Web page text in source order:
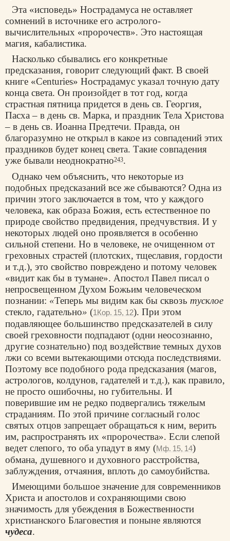
Эта «исповедь» Нострадамуса не оставляет
сомнений в источнике его астролого-
вычислительных «пророчеств». Это настоящая
магия, кабалистика.
Насколько сбывались его конкретные
предсказания, говорит следующий факт. В своей
книге «Centuries» Нострадамус указал точную дату
конца света. Он произойдет в тот год, когда
страстная пятница придется в день св. Георгия,
Пасха – в день св. Марка, и праздник Тела Христова
– в день св. Иоанна Предтечи. Правда, он
благоразумно не открыл в какое из совпадений этих
праздников будет конец света. Такие совпадения
уже бывали неоднократно243.
Однако чем объяснить, что некоторые из
подобных предсказаний все же сбываются? Одна из
причин этого заключается в том, что у каждого
человека, как образа Божия, есть естественное по
природе свойство предвидения, предчувствия. И у
некоторых людей оно проявляется в особенно
сильной степени. Но в человеке, не очищенном от
греховных страстей (плотских, тщеславия, гордости
и т.д.), это свойство повреждено и потому человек
«видит как бы в тумане». Апостол Павел писал о
непросвещенном Духом Божьим человеческом
познании: «Теперь мы видим как бы сквозь тусклое
стекло, гадательно» (1Кор. 15, 12). При этом
подавляющее большинство предсказателей в силу
своей греховности подпадают (одни неосознанно,
другие сознательно) под воздействие темных духов
лжи со всеми вытекающими отсюда последствиями.
Поэтому все подобного рода предсказания (магов,
астрологов, колдунов, гадателей и т.д.), как правило,
не просто ошибочны, но губительны. И
поверившие им не редко подвергались тяжелым
страданиям. По этой причине согласный голос
святых отцов запрещает обращаться к ним, верить
им, распространять их «пророчества». Если слепой
ведет слепого, то оба упадут в яму (Мф. 15, 14)
обмана, душевного и духовного расстройства,
заблуждения, отчаяния, вплоть до самоубийства.
Имеющими большое значение для современников
Христа и апостолов и сохраняющими свою
значимость для убеждения в Божественности
христианского Благовестия и поныне являются
чудеса.